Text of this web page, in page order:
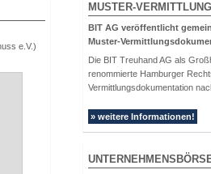
e.V.)
MUSTER-
BIT AG veröffentlicht
Muster-
Die BIT Treuhand AG als
renommierte Hamburger
Vermittlungsdokumentation
» weitere Informationen!